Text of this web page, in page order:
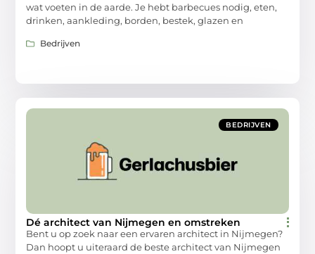
wat voeten in de aarde. Je hebt barbecues nodig, eten,
drinken, aankleding, borden, bestek, glazen en
Bedrijven
BEDRIJVEN
Dé architect van Nijmegen en omstreken
Bent u op zoek naar een ervaren architect in Nijmegen?
Dan hoopt u uiteraard de beste architect van Nijmegen